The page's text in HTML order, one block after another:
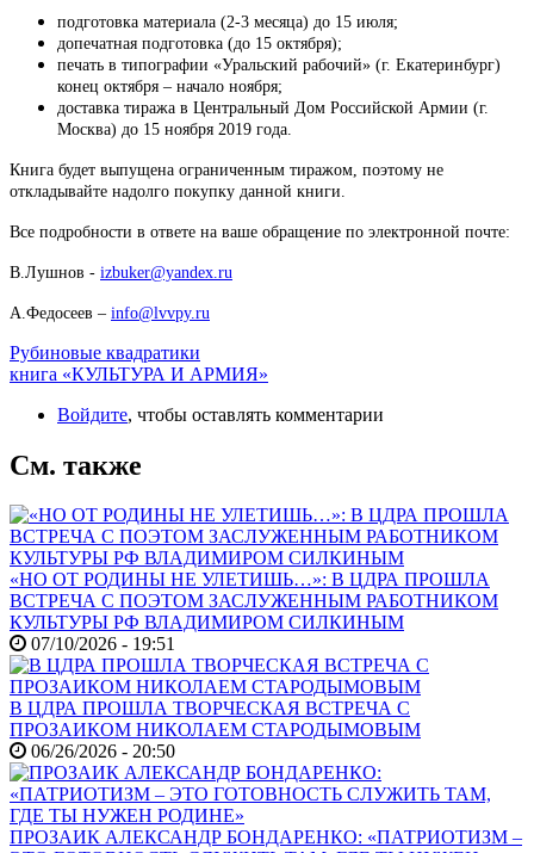
подготовка материала (2-3 месяца) до 15 июля;
допечатная подготовка (до 15 октября);
печать в типографии «Уральский рабочий» (г. Екатеринбург)
конец октября – начало ноября;
доставка тиража в Центральный Дом Российской Армии (г.
Москва) до 15 ноября 2019 года.
Книга будет выпущена ограниченным тиражом, поэтому не
откладывайте надолго покупку данной книги.
Все подробности в ответе на ваше обращение по электронной почте:
В.Лушнов - izbuker@yandex.ru
А.Федосеев – info@lvvpy.ru
Рубиновые квадратики
книга «КУЛЬТУРА И АРМИЯ»
Войдите, чтобы оставлять комментарии
См. также
«НО ОТ РОДИНЫ НЕ УЛЕТИШЬ…»: В ЦДРА ПРОШЛА
ВСТРЕЧА С ПОЭТОМ ЗАСЛУЖЕННЫМ РАБОТНИКОМ
КУЛЬТУРЫ РФ ВЛАДИМИРОМ СИЛКИНЫМ
07/10/2026 - 19:51
В ЦДРА ПРОШЛА ТВОРЧЕСКАЯ ВСТРЕЧА С
ПРОЗАИКОМ НИКОЛАЕМ СТАРОДЫМОВЫМ
06/26/2026 - 20:50
ПРОЗАИК АЛЕКСАНДР БОНДАРЕНКО: «ПАТРИОТИЗМ –